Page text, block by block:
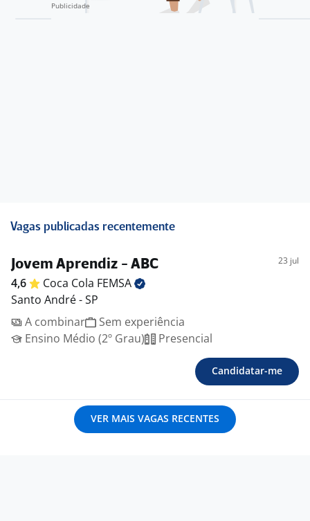
Vagas publicadas recentemente
Jovem Aprendiz - ABC 23 jul
4,6 Coca Cola FEMSA
Santo André - SP
A combinar
Sem experiência
Ensino Médio (2º Grau)
Presencial
Candidatar-me
VER MAIS VAGAS RECENTES